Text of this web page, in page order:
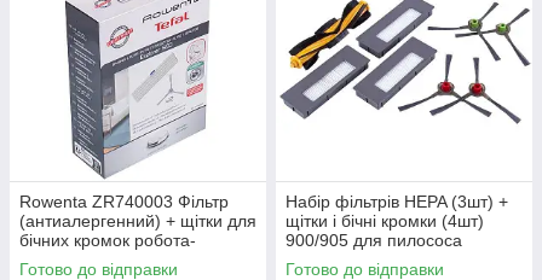
Rowenta ZR740003 Фільтр
(антиалергенний) + щітки для
бічних кромок робота-
пилососа
Готово до відправки
Набір фільтрів HEPA (3шт) +
щітки і бічні кромки (4шт)
900/905 для пилососа
DEEBOT
Готово до відправки